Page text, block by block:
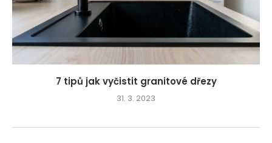
7 tipů jak vyčistit granitové dřezy
31. 3. 2023